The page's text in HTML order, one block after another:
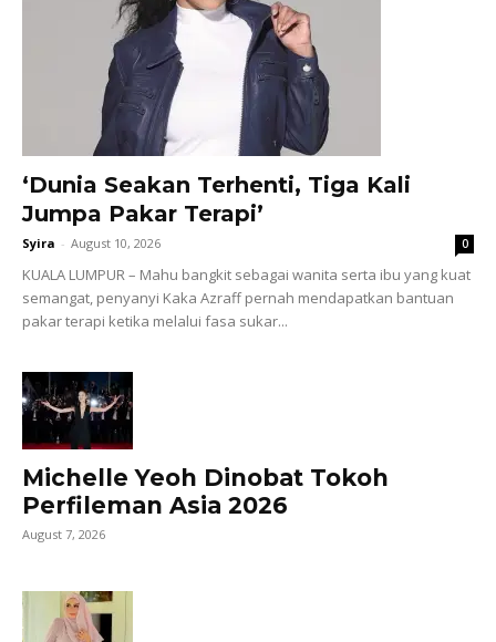
‘Dunia Seakan Terhenti, Tiga Kali
Jumpa Pakar Terapi’
Syira - August 10, 2026 0
KUALA LUMPUR – Mahu bangkit sebagai wanita serta ibu yang kuat
semangat, penyanyi Kaka Azraff pernah mendapatkan bantuan
pakar terapi ketika melalui fasa sukar...
Michelle Yeoh Dinobat Tokoh
Perfileman Asia 2026
August 7, 2026